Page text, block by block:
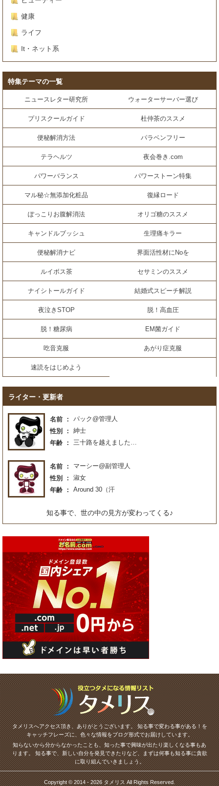
健康
ライフ
It・ネット系
特集テーマの一覧
ニュースレター研究所 ウォーターサーバー選び
プリスクールガイド 杜仲茶のススメ
便秘解消方法 パラベンフリー
テラヘルツ 夜会巻き.com
パワーバランス パワーストーン特集
マル秘☆無添加化粧品 復縁ロード
ぽっこりお腹解消法 オリゴ糖のススメ
キャンドルブッシュ 生理痛キラー
便秘解消ナビ 界面活性材にNoを
ルイボス茶 セサミンのススメ
ナイシトールガイド 結婚式スピーチ解説
夜泣きSTOP 脱！高血圧
脱！糖尿病 EM菌ガイド
吃音克服 あがり症克服
速読をはじめよう
ライター・更新者
名前
パック@管理人
性別
紳士
年齢
三十路を越えました…
名前
マーシー@副管理人
性別
淑女
年齢
Around 30（汗
知る事で、世の中の見方が変わってくる♪
タメリスへアクセス頂き、ありがとうございます。知る事で変わる事がある！を
キャッチフレーズに、色々な情報をブログ形式でお届けしています。
知らないから分からなかったことも、知った事で興味が出たり楽しくなる事もあ
ります。知る事で、新しい自分を発見できたりなど、まずは何事も知る事に貪欲
に取り組んでいきましょう。
Copyright © 2014 - 2026 タメリス All Rights Reserved.